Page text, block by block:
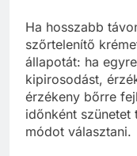
Ha hosszabb
szőrtelenítő
állapotát: ha
kipirosodást,
érzékeny bőrre
időnként szünetet
módot választani.